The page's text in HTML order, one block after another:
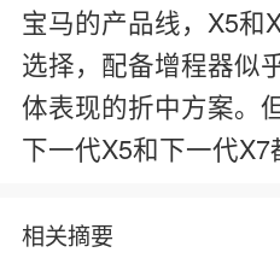
宝马的产品线，X5和
选择，配备增程器似
体表现的折中方案。
下一代X5和下一代X7
相关摘要